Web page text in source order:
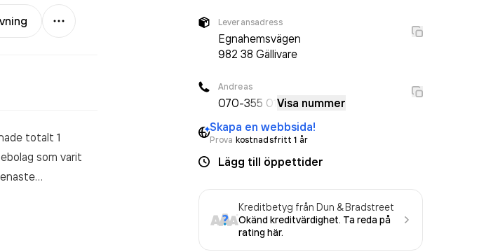
Mer
totalt 1
som varit
Leveransadress
Egnahemsvägen
982 38 Gällivare
Andreas
070-355 01 Visa nummer
Skapa en webbsida!
Prova kostnadsfritt 1 år
Lägg till öppettider
Kreditbetyg från Dun & Bradstreet
Okänd kreditvärdighet. Ta reda på
rating här.